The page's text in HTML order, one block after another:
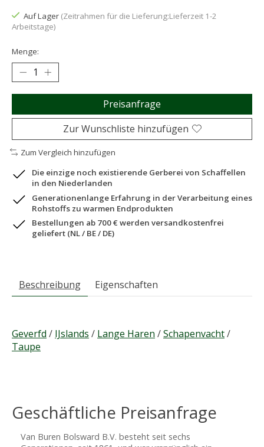
Auf Lager (Zeitrahmen für die Lieferung:Lieferzeit 1-2
Arbeitstage)
Menge:
Preisanfrage
Zur Wunschliste hinzufügen
Zum Vergleich hinzufügen
Die einzige noch existierende Gerberei von Schaffellen
in den Niederlanden
Generationenlange Erfahrung in der Verarbeitung eines
Rohstoffs zu warmen Endprodukten
Bestellungen ab 700 € werden versandkostenfrei
geliefert (NL / BE / DE)
Beschreibung Eigenschaften
Geverfd / IJslands / Lange Haren /Schapenvacht/
Taupe
Geschäftliche Preisanfrage
Van Buren Bolsward B.V. besteht seit sechs